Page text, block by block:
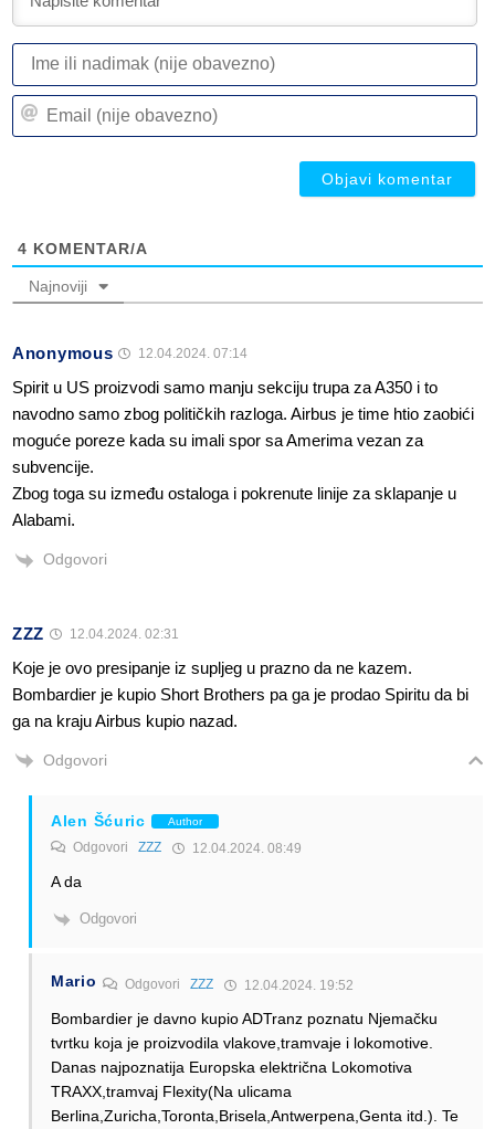
4 KOMENTAR/A
Najnoviji
Anonymous 12.04.2024. 07:14
Spirit u US proizvodi samo manju sekciju trupa za A350 i to
navodno samo zbog političkih razloga. Airbus je time htio zaobići
moguće poreze kada su imali spor sa Amerima vezan za
subvencije.
Zbog toga su između ostaloga i pokrenute linije za sklapanje u
Alabami.
Odgovori
ZZZ 12.04.2024. 02:31
Koje je ovo presipanje iz supljeg u prazno da ne kazem.
Bombardier je kupio Short Brothers pa ga je prodao Spiritu da bi
ga na kraju Airbus kupio nazad.
Odgovori
Alen Šćuric Author
Odgovori ZZZ 12.04.2024. 08:49
A da
Odgovori
Mario Odgovori ZZZ 12.04.2024. 19:52
Bombardier je davno kupio ADTranz poznatu Njemačku
tvrtku koja je proizvodila vlakove,tramvaje i lokomotive.
Danas najpoznatija Europska električna Lokomotiva
TRAXX,tramvaj Flexity(Na ulicama
Berlina,Zuricha,Toronta,Brisela,Antwerpena,Genta itd.). Te